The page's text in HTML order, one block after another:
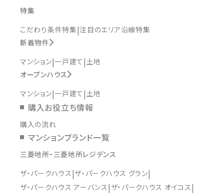
特集
こだわり条件特集 注目のエリア沿線特集
新着物件
マンション 一戸建て 土地
オープンハウス
マンション 一戸建て 土地
購入お役立ち情報
購入の流れ
マンションブランド一覧
三菱地所・三菱地所レジデンス
ザ・パークハウス ザ・パークハウス グラン
ザ・パークハウス アーバンス ザ・パークハウス オイコス